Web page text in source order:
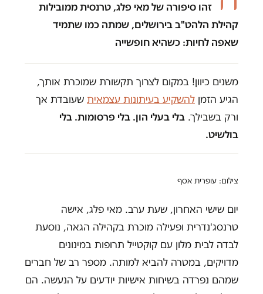
זהו סיפורה של מאי פלג, טרנסית ממובילות
קהילת הלהט"ב בירושלים, שמתה כמו שתמיד
שאפה לחיות: כשהיא חופשייה
משנים כיוון! במקום לצרוך תקשורת שמוכרת אותך,
הגיע הזמן להשקיע בעיתונות עצמאית שעובדת אך
ורק בשבילך. בלי בעלי הון. בלי פרסומות. בלי
בולשיט.
צילום: עופרית אסף
יום שישי האחרון, שעת ערב. מאי פלג, אישה
טרנסג'נדרית ופעילה מוכרת בקהילה הגאה, נוסעת
לבדה לבית מלון עם קוקטייל תרופות במינונים
מדויקים, במטרה להביא למותה. מספר רב של חברים
שמהם נפרדה בשיחות אישיות יודעים על הנעשה. הם